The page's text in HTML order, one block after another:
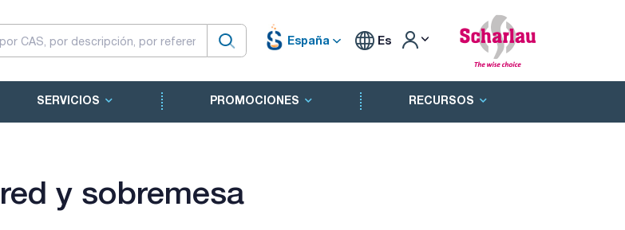
España Es
SERVICIOS PROMOCIONES RECURSOS
y sobremesa